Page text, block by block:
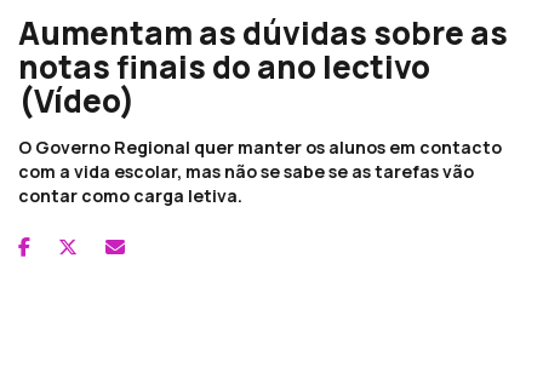
Aumentam as dúvidas sobre as
notas finais do ano lectivo
(Vídeo)
O Governo Regional quer manter os alunos em contacto
com a vida escolar, mas não se sabe se as tarefas vão
contar como carga letiva.